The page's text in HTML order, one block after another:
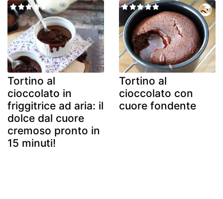
Tortino al
cioccolato in
friggitrice ad aria: il
dolce dal cuore
cremoso pronto in
15 minuti!
Tortino al
cioccolato con
cuore fondente